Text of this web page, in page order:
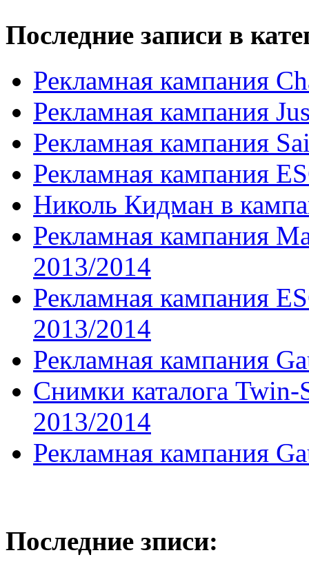
Последние записи в
Рекламная кампания
Рекламная кампания
Рекламная кампания
Рекламная кампания
Николь Кидман в
Рекламная кампания
2013/2014
Рекламная кампания
2013/2014
Рекламная кампания
Снимки каталога
2013/2014
Рекламная кампания
Последние зписи: